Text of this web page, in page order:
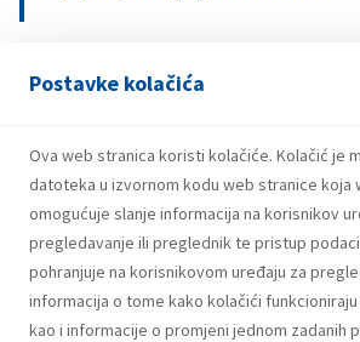
Postavke kolačića
Ova web stranica koristi kolačiće. Kolačić je
datoteka u izvornom kodu web stranice koja
omogućuje slanje informacija na korisnikov
pregledavanje ili preglednik te pristup
pohranjuje na korisnikovom uređaju za
informacija o tome kako kolačići
kao i informacije o promjeni jednom zadanih
13.04.2026.
bonovima za gorivo